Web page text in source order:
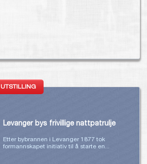
UTSTILLING
Levanger bys frivillige nattpatrulje
Etter bybrannen i Levanger 1877 tok
formannskapet initiativ til å starte en...